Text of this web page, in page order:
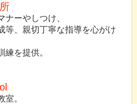
ナーやしつけ、
等、親切丁寧な指導を心がけ
を提供。
。